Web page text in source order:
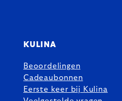
KULINA
Beoordelingen
Cadeaubonnen
Eerste keer bij Kulina